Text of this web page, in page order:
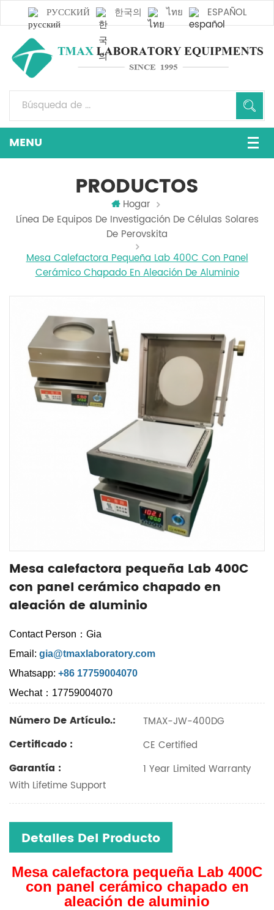
РУССКИЙ 한국의 ไทย ESPAÑOL
PRODUCTOS
Hogar
Línea De Equipos De Investigación De Células Solares
De Perovskita
Mesa Calefactora Pequeña Lab 400C Con Panel
Cerámico Chapado En Aleación De Aluminio
Mesa calefactora pequeña Lab 400C
con panel cerámico chapado en
aleación de aluminio
Contact Person：Gia
Email: gia@tmaxlaboratory.com
Whatsapp: +86 17759004070
Wechat：17759004070
Número De Artículo.: TMAX-JW-400DG
Certificado : CE Certified
Garantía :
1 Year Limited Warranty
With Lifetime Support
Detalles Del Producto
Mesa calefactora pequeña Lab 400C
con panel cerámico chapado en
aleación de aluminio